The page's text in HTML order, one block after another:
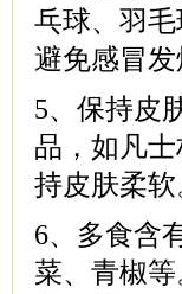
乓球、羽
避免感冒发
5、保持皮
品，如凡
持皮肤柔软
6、多食含
菜、青椒